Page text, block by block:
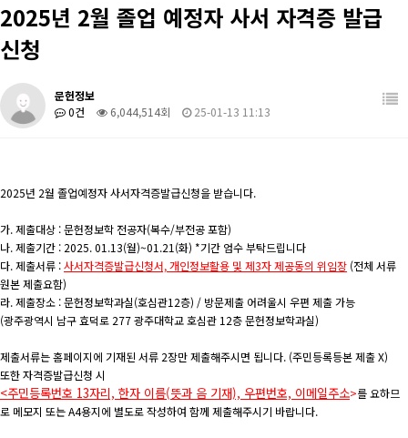
대학원
학생활동
장학/취업
커뮤니티
학과소식 갤러리
도서관계 소식
2025년 2월 졸업 예정자 사서 자격증 발급
신청
문헌정보
0건
6,044,514회 25-01-13 11:13
2025년 2월 졸업예정자 사서자격증발급신청을 받습니다.
가. 제출대상 : 문헌정보학 전공자(복수/부전공 포함)
나. 제출기간 : 2025. 01.13(월)~01.21(화) *기간 엄수 부탁드립니다
다. 제출서류 :사서자격증발급신청서, 개인정보활용 및 제3자 제공동의 위임장 (전체 서류
원본 제출요함)
라. 제출장소 : 문헌정보학과실(호심관12층) / 방문제출 어려울시 우편 제출 가능
(광주광역시 남구 효덕로 277 광주대학교 호심관 12층 문헌정보학과실)
제출서류는 홈페이지에 기재된 서류 2장만 제출해주시면 됩니다. (주민등록등본 제출 X)
또한 자격증발급신청 시
<주민등록번호 13자리, 한자 이름(뜻과 음 기재), 우편번호, 이메일주소>를 요하므
로 메모지 또는 A4용지에 별도로 작성하여 함께 제출해주시기 바랍니다.